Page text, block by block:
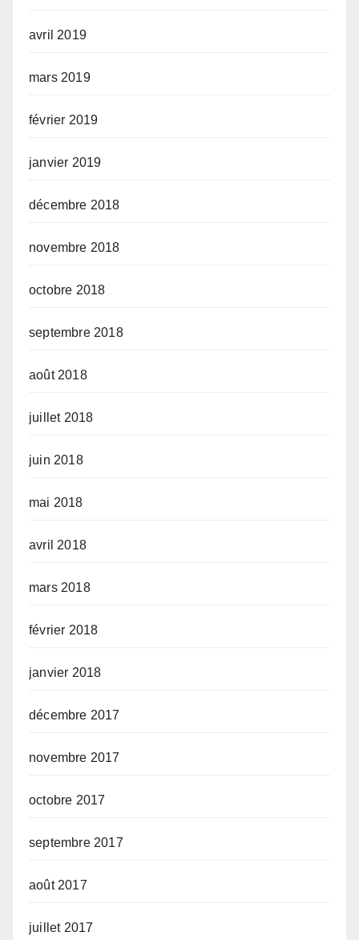
avril 2019
mars 2019
février 2019
janvier 2019
décembre 2018
novembre 2018
octobre 2018
septembre 2018
août 2018
juillet 2018
juin 2018
mai 2018
avril 2018
mars 2018
février 2018
janvier 2018
décembre 2017
novembre 2017
octobre 2017
septembre 2017
août 2017
juillet 2017